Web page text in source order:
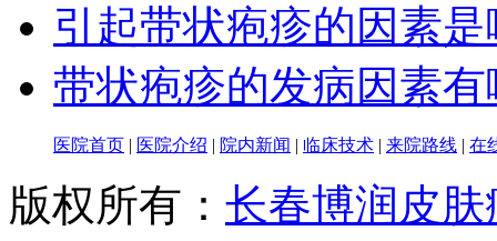
引起带状疱疹的因素是
带状疱疹的发病因素有
医院首页 | 医院介绍 | 院内新闻 | 临床技术 | 来院路线 | 在
版权所有： 长春博润皮肤